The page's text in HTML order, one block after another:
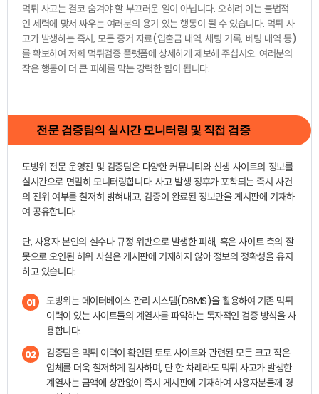
먹튀 사고는 결코 숨겨야 할 부끄러운 일이 아닙니다. 오히려 이는 불법적
인 세력에 맞서 싸우는 여러분의 용기 있는 행동이 될 수 있습니다. 먹튀 사
고가 발생하는 즉시, 모든 증거 자료(입출금 내역, 채팅 기록, 베팅 내역 등)
를 확보하여 저희 먹튀검증 플랫폼에 상세하게 제보해 주십시오. 여러분의
작은 행동이 더 큰 피해를 막는 강력한 힘이 됩니다.
전문 검증팀의 실시간 모니터링 및 직접 검증
도방위 전문 운영진 및 검증팀은 다양한 커뮤니티와 신생 사이트의 정보를
실시간으로 면밀히 모니터링합니다. 사고 발생 징후가 포착되는 즉시 사건
의 진위 여부를 철저히 밝혀내고, 검증이 완료된 정보만을 게시판에 기재하
여 공유합니다.
단, 사용자 본인의 실수나 규정 위반으로 발생한 피해, 혹은 사이트 측의 잘
못으로 오인된 허위 사실은 게시판에 기재하지 않아 정보의 정확성을 유지
하고 있습니다.
01
도방위는 데이터베이스 관리 시스템(DBMS)을 활용하여 기존 먹튀
이력이 있는 사이트들의 계열사를 파악하는 독자적인 검증 방식을 사
용합니다.
02
검증팀은 먹튀 이력이 확인된 토토 사이트와 관련된 모든 크고 작은
업체를 더욱 철저하게 검사하며, 단 한 차례라도 먹튀 사고가 발생한
계열사는 금액에 상관없이 즉시 게시판에 기재하여 사용자분들께 경